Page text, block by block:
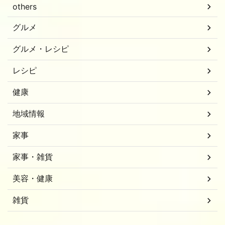
others
グルメ
グルメ・レシピ
レシピ
健康
地域情報
家事
家事・雑貨
美容・健康
雑貨